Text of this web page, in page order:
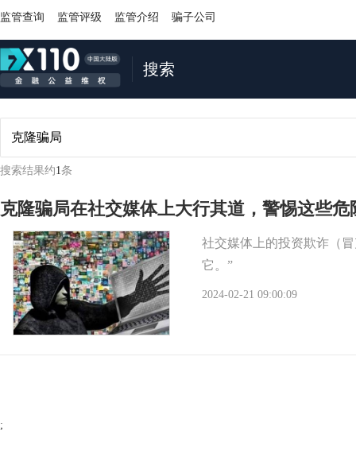
监管查询 监管评级 监管介绍 骗子公司
搜索
搜索结果约1条
克隆骗局在社交媒体上大行其道，警惕这些危
社交媒体上的投资欺诈（
它。”
2024-02-21 09:00:09
;